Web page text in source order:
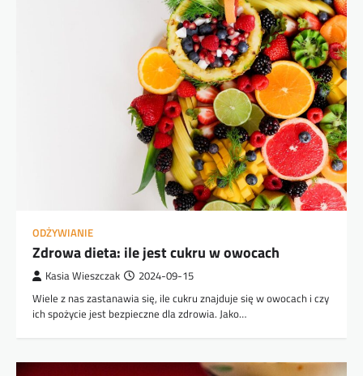
ODŻYWIANIE
Zdrowa dieta: ile jest cukru w owocach
Kasia Wieszczak 2024-09-15
Wiele z nas zastanawia się, ile cukru znajduje się w owocach i czy
ich spożycie jest bezpieczne dla zdrowia. Jako…